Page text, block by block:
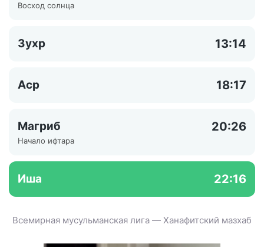
Восход солнца
Зухр 13:14
Аср 18:17
Магриб 20:26
Начало ифтара
Иша 22:16
Всемирная мусульманская лига — Ханафитский мазхаб